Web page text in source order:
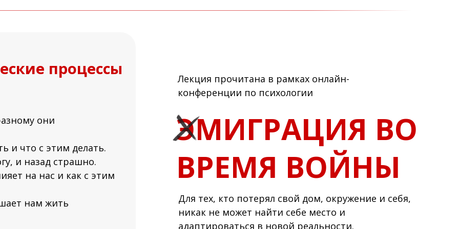
процессы
Лекция прочитана в рамках онлайн-
конференции по психологии
Для тех, кто потерял свой дом, окружение и себя,
никак не может найти себе место и
адаптироваться в новой реальности.
они
и что с этим делать.
и назад страшно.
на нас и как с этим
нам жить
ЭМИГРАЦИЯ ВО
ВРЕМЯ ВОЙНЫ